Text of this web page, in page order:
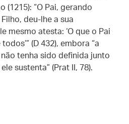
(1215): “O Pai, gerando
deu-lhe a sua
mesmo atesta: ‘O que o Pai
(D 432), embora “a
tenha sido definida junto
sustenta” (Prat II, 78).